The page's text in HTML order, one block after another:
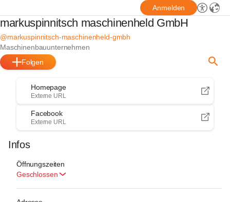
Anmelden
markuspinnitsch maschinenheld GmbH
@markuspinnitsch-maschinenheld-gmbh
Maschinenbauunternehmen
Folgen
Homepage
Externe URL
Facebook
Externe URL
Infos
Öffnungszeiten
Geschlossen